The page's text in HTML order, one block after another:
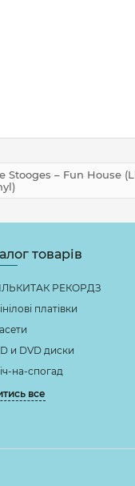
Stooges – Fun House
товарів
РЕКОРДЗ
платівки
и DVD диски
на-спогад
все